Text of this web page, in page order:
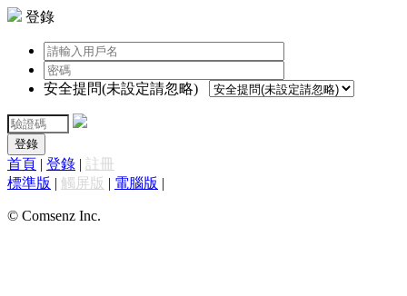
登錄
安全提問(未設定請忽略)
登錄
首頁 | 登錄 | 註冊
標準版 | 觸屏版 | 電腦版 |
© Comsenz Inc.